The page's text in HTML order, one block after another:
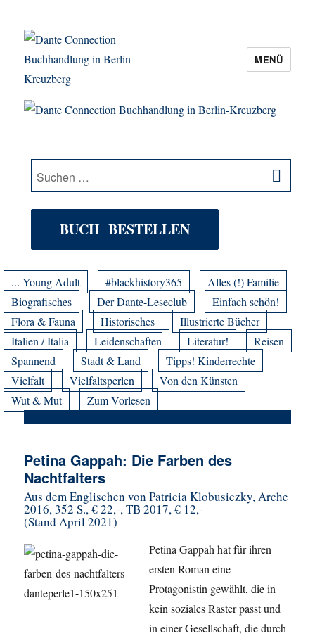
Dante Connection Buchhandlung in
MENÜ
Suche
nach:
BUCH BESTELLEN
... Young Adult #blackhistory365
Alles (!) Familie
Biografisches
Der Dante-Leseclub
Einfach schön!
Flora & Fauna
Historisches
Illustrierte Bücher
Italien / Italia
Leidenschaften Literatur!
Reisen
Spannend
Stadt & Land
Tipps! Kinderrechte
Vielfalt
Vielfaltsperlen
Von den Künsten
Wut & Mut
Zum Vorlesen
Petina Gappah: Die Farben des
Nachtfalters
Aus dem Englischen von Patricia Klobusiczky, Arche
2016, 352 S., € 22,-, TB 2017, € 12,-
(Stand April 2021)
Petina Gappah hat für ihren
ersten Roman eine
Protagonistin gewählt, die in
kein soziales Raster passt und
in einer Gesellschaft, die durch